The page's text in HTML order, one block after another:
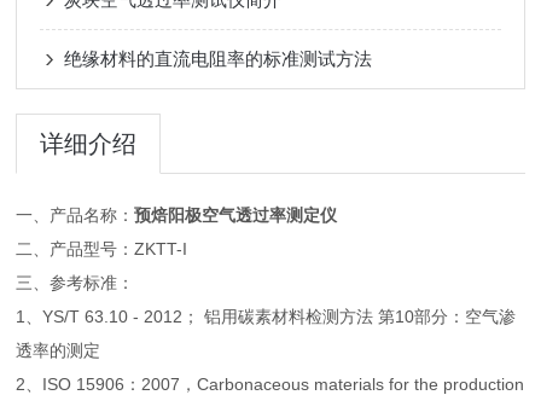
绝缘材料的直流电阻率的标准测试方法
详细介绍
一、产品名称：预焙阳极空气透过率测定仪
二、产品型号：ZKTT-I
三、参考标准：
1、YS/T 63.10 - 2012； 铝用碳素材料检测方法 第10部分：空气渗
透率的测定
2、ISO 15906：2007，Carbonaceous materials for the production